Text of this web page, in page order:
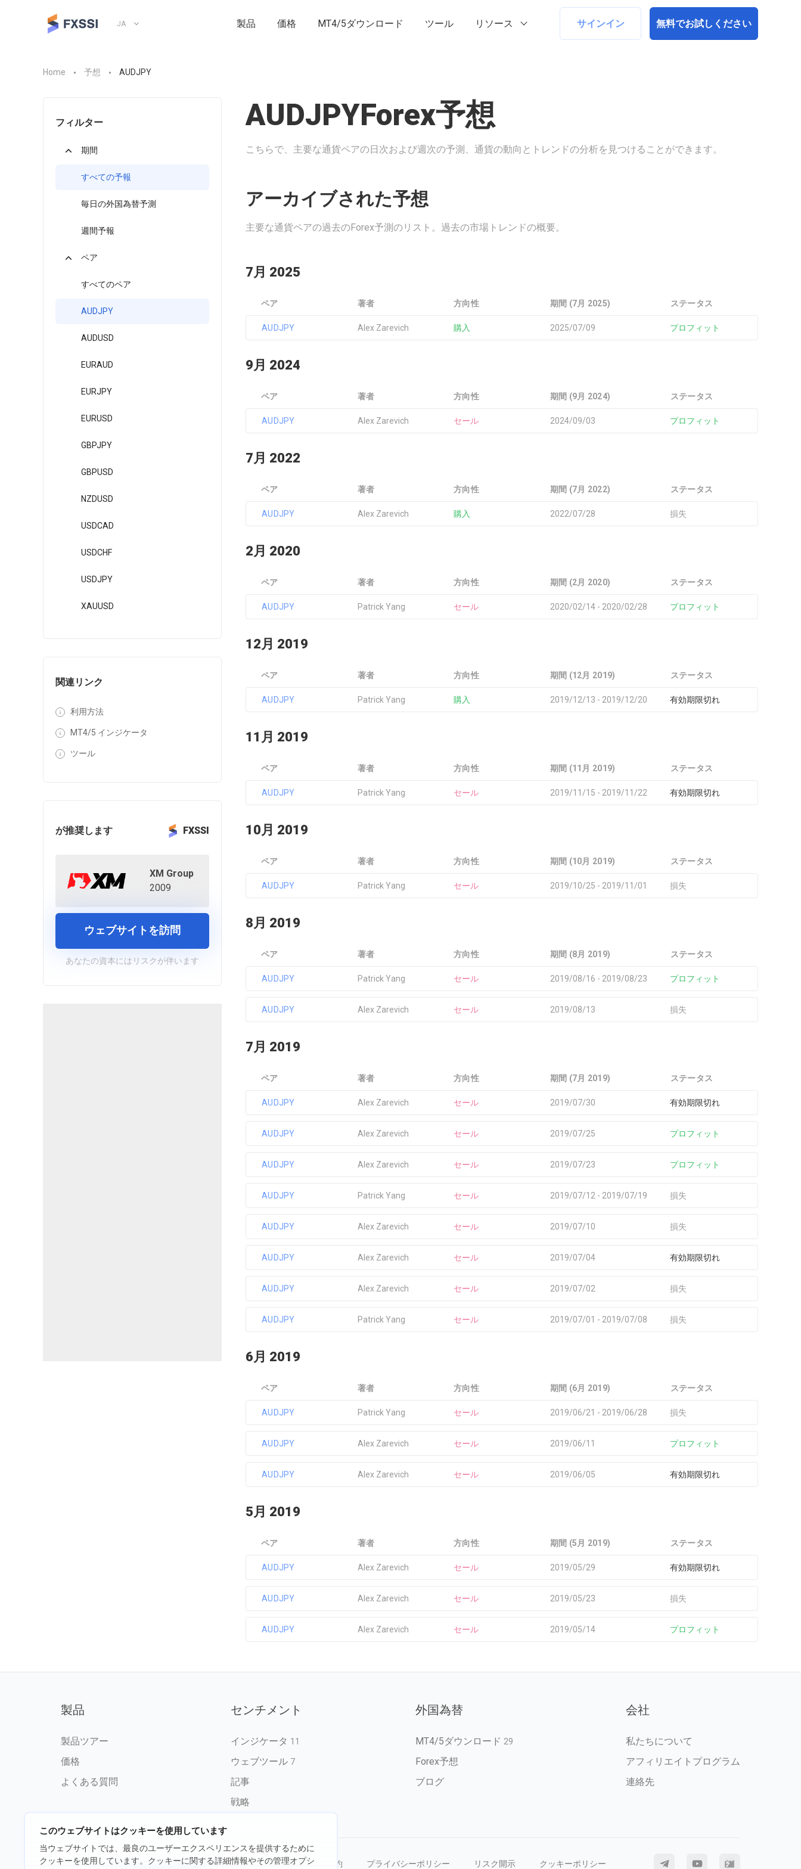
このウェブサイトはクッキーを使用しています
当ウェブサイトでは、最良のユーザーエクスペリエンスを提供するために
クッキーを使用しています。クッキーに関する詳細情報やその管理オプシ
JA 製品 価格 MT4/5ダウンロード ツール リソース サインイン 無料でお試しください
Home 予想 AUDJPY
フィルター
期間
すべての予報
毎日の外国為替予測
週間予報
ペア
すべてのペア
AUDJPY
AUDUSD
EURAUD
EURJPY
EURUSD
GBPJPY
GBPUSD
NZDUSD
USDCAD
USDCHF
USDJPY
XAUUSD
関連リンク
利用方法
MT4/5 インジケータ
ツール
が推奨します FXSSI
XM Group
2009
ウェブサイトを訪問
あなたの資本にはリスクが伴います
AUDJPYForex予想
こちらで、主要な通貨ペアの日次および週次の予測、通貨の動向とトレンドの分析を見つけることができます。
アーカイブされた予想
主要な通貨ペアの過去のForex予測のリスト。過去の市場トレンドの概要。
7月 2025
ペア 著者 方向性 期間 (7月 2025) ステータス
AUDJPY Alex Zarevich 購入 2025/07/09 プロフィット
9月 2024
ペア 著者 方向性 期間 (9月 2024) ステータス
AUDJPY Alex Zarevich セール 2024/09/03 プロフィット
7月 2022
ペア 著者 方向性 期間 (7月 2022) ステータス
AUDJPY Alex Zarevich 購入 2022/07/28 損失
2月 2020
ペア 著者 方向性 期間 (2月 2020) ステータス
AUDJPY Patrick Yang セール 2020/02/14 - 2020/02/28 プロフィット
12月 2019
ペア 著者 方向性 期間 (12月 2019) ステータス
AUDJPY Patrick Yang 購入 2019/12/13 - 2019/12/20 有効期限切れ
11月 2019
ペア 著者 方向性 期間 (11月 2019) ステータス
AUDJPY Patrick Yang セール 2019/11/15 - 2019/11/22 有効期限切れ
10月 2019
ペア 著者 方向性 期間 (10月 2019) ステータス
AUDJPY Patrick Yang セール 2019/10/25 - 2019/11/01 損失
8月 2019
ペア 著者 方向性 期間 (8月 2019) ステータス
AUDJPY Patrick Yang セール 2019/08/16 - 2019/08/23 プロフィット
AUDJPY Alex Zarevich セール 2019/08/13 損失
7月 2019
ペア 著者 方向性 期間 (7月 2019) ステータス
AUDJPY Alex Zarevich セール 2019/07/30 有効期限切れ
AUDJPY Alex Zarevich セール 2019/07/25 プロフィット
AUDJPY Alex Zarevich セール 2019/07/23 プロフィット
AUDJPY Patrick Yang セール 2019/07/12 - 2019/07/19 損失
AUDJPY Alex Zarevich セール 2019/07/10 損失
AUDJPY Alex Zarevich セール 2019/07/04 有効期限切れ
AUDJPY Alex Zarevich セール 2019/07/02 損失
AUDJPY Patrick Yang セール 2019/07/01 - 2019/07/08 損失
6月 2019
ペア 著者 方向性 期間 (6月 2019) ステータス
AUDJPY Patrick Yang セール 2019/06/21 - 2019/06/28 損失
AUDJPY Alex Zarevich セール 2019/06/11 プロフィット
AUDJPY Alex Zarevich セール 2019/06/05 有効期限切れ
5月 2019
ペア 著者 方向性 期間 (5月 2019) ステータス
AUDJPY Alex Zarevich セール 2019/05/29 有効期限切れ
AUDJPY Alex Zarevich セール 2019/05/23 損失
AUDJPY Alex Zarevich セール 2019/05/14 プロフィット
製品
製品ツアー
価格
よくある質問
センチメント
インジケータ 11
ウェブツール 7
記事
戦略
外国為替
MT4/5ダウンロード 29
Forex予想
ブログ
会社
私たちについて
アフィリエイトプログラム
連絡先
©2026 fxssi.com 無断複写・転載を禁じます 利用規約 プライバシーポリシー リスク開示 クッキーポリシー